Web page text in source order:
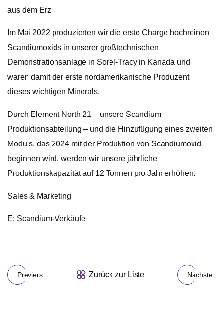
aus dem Erz
Im Mai 2022 produzierten wir die erste Charge hochreinen
Scandiumoxids in unserer großtechnischen
Demonstrationsanlage in Sorel-Tracy in Kanada und
waren damit der erste nordamerikanische Produzent
dieses wichtigen Minerals.
Durch Element North 21 – unsere Scandium-
Produktionsabteilung – und die Hinzufügung eines zweiten
Moduls, das 2024 mit der Produktion von Scandiumoxid
beginnen wird, werden wir unsere jährliche
Produktionskapazität auf 12 Tonnen pro Jahr erhöhen.
Sales & Marketing
E: Scandium-Verkäufe
Previers Zurück zur Liste Nächste